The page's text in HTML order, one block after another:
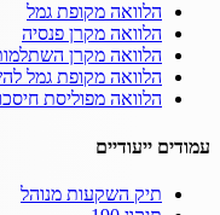
הלוואה מקופת גמל
הלוואה מקרן פנסיה
הלוואה מקרן
הלוואה מקופת גמל
הלוואה מפוליסת
עמודים ייעודיים
תיק השקעות מנוהל